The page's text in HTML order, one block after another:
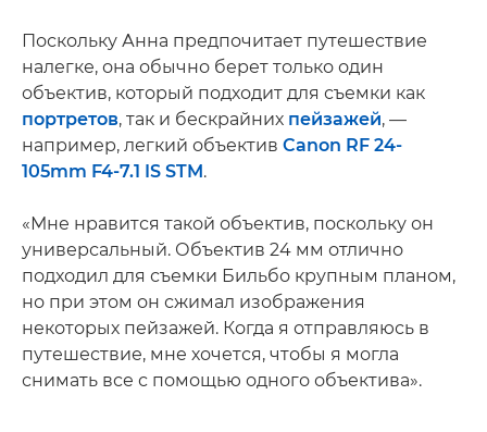
Поскольку Анна предпочитает путешествие
налегке, она обычно берет только один
объектив, который подходит для съемки как
портретов, так и бескрайних пейзажей, —
например, легкий объектив Canon RF 24-
105mm F4-7.1 IS STM.
«Мне нравится такой объектив, поскольку он
универсальный. Объектив 24 мм отлично
подходил для съемки Бильбо крупным планом,
но при этом он сжимал изображения
некоторых пейзажей. Когда я отправляюсь в
путешествие, мне хочется, чтобы я могла
снимать все с помощью одного объектива».